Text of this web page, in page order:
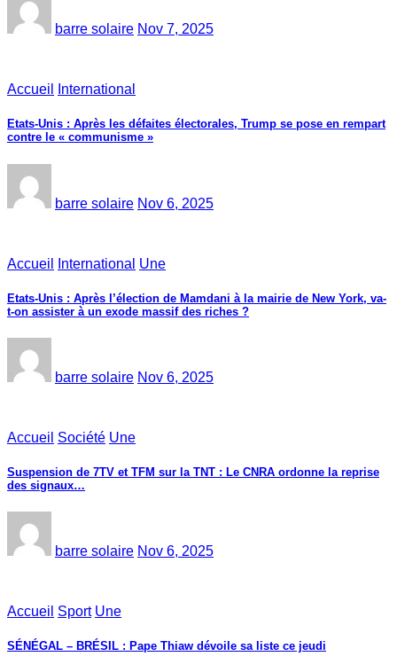
barre solaire Nov 7, 2025
Accueil International
Etats-Unis : Après les défaites électorales, Trump se pose en rempart
contre le « communisme »
barre solaire Nov 6, 2025
Accueil International Une
Etats-Unis : Après l’élection de Mamdani à la mairie de New York, va-
t-on assister à un exode massif des riches ?
barre solaire Nov 6, 2025
Accueil Société Une
Suspension de 7TV et TFM sur la TNT : Le CNRA ordonne la reprise
des signaux…
barre solaire Nov 6, 2025
Accueil Sport Une
SÉNÉGAL – BRÉSIL : Pape Thiaw dévoile sa liste ce jeudi